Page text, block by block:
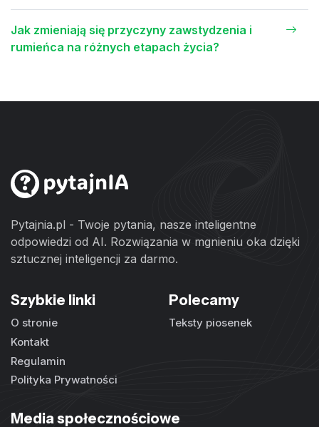
Jak zmieniają się przyczyny zawstydzenia i
rumieńca na różnych etapach życia?
Pytajnia.pl - Twoje pytania, nasze inteligentne
odpowiedzi od AI. Rozwiązania w mgnieniu oka dzięki
sztucznej inteligencji za darmo.
Szybkie linki
O stronie
Kontakt
Regulamin
Polityka Prywatności
Polecamy
Teksty piosenek
Media społecznościowe